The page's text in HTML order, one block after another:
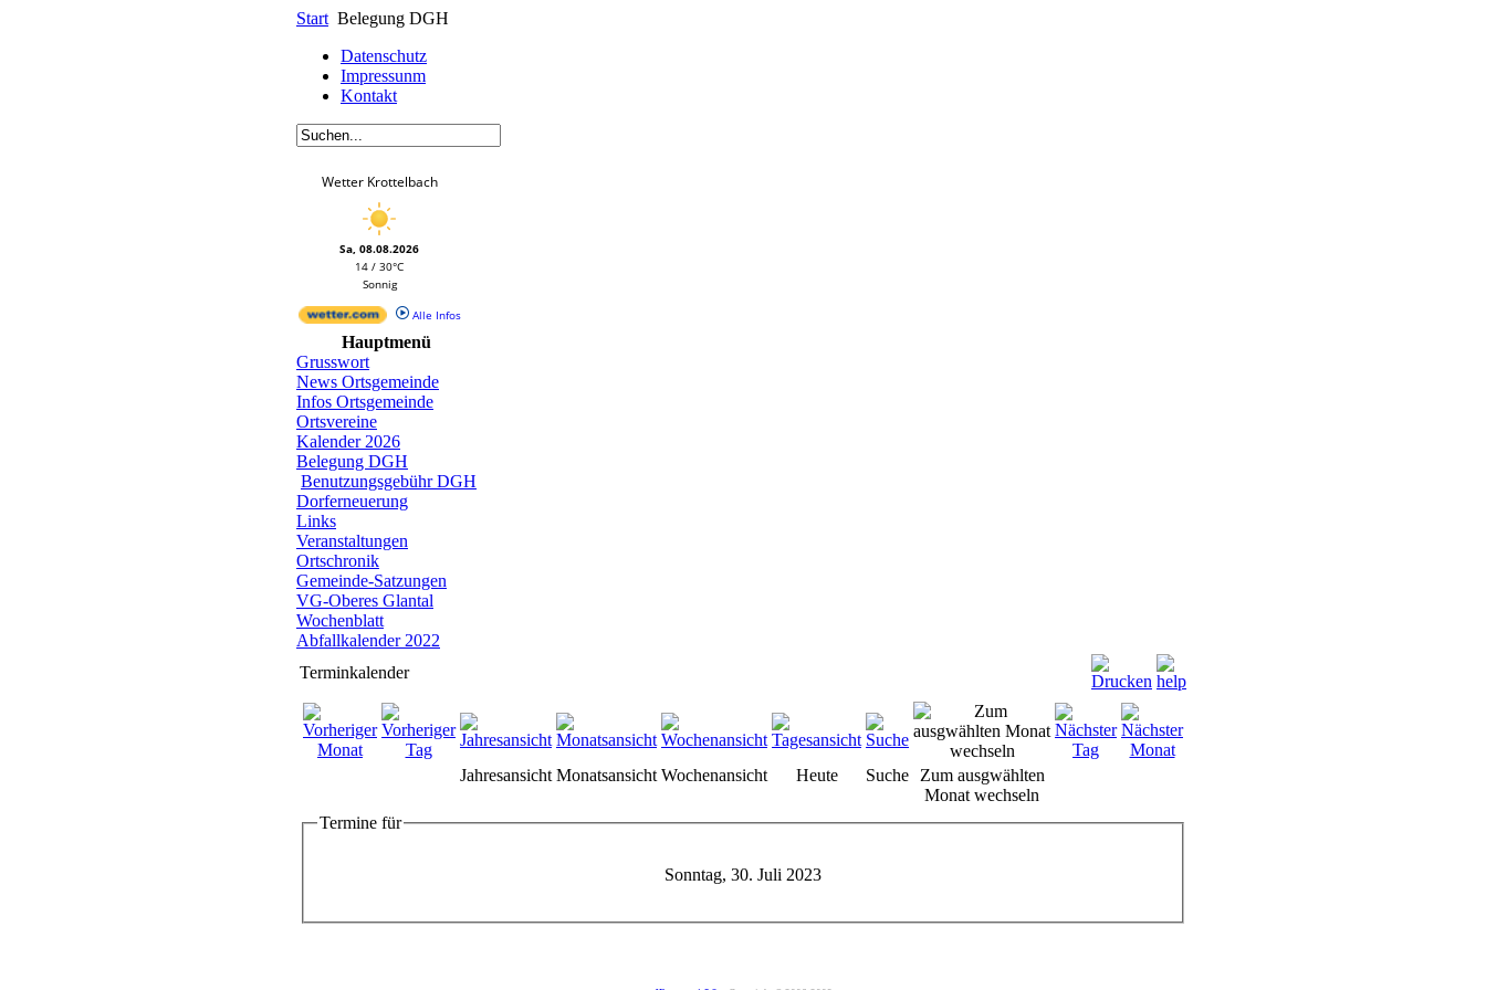
Start Belegung DGH
Datenschutz
Impressunm
Kontakt
Wetter Krottelbach
Sa, 08.08.2026
14 / 30°C
Sonnig
Alle Infos
Hauptmenü
Grusswort
News Ortsgemeinde
Infos Ortsgemeinde
Ortsvereine
Kalender 2026
Belegung DGH
Benutzungsgebühr DGH
Dorferneuerung
Links
Veranstaltungen
Ortschronik
Gemeinde-Satzungen
VG-Oberes Glantal
Wochenblatt
Abfallkalender 2022
Terminkalender
Jahresansicht Monatsansicht Wochenansicht Heute Suche
Zum ausgwählten
Monat wechseln
Termine für
Sonntag, 30. Juli 2023